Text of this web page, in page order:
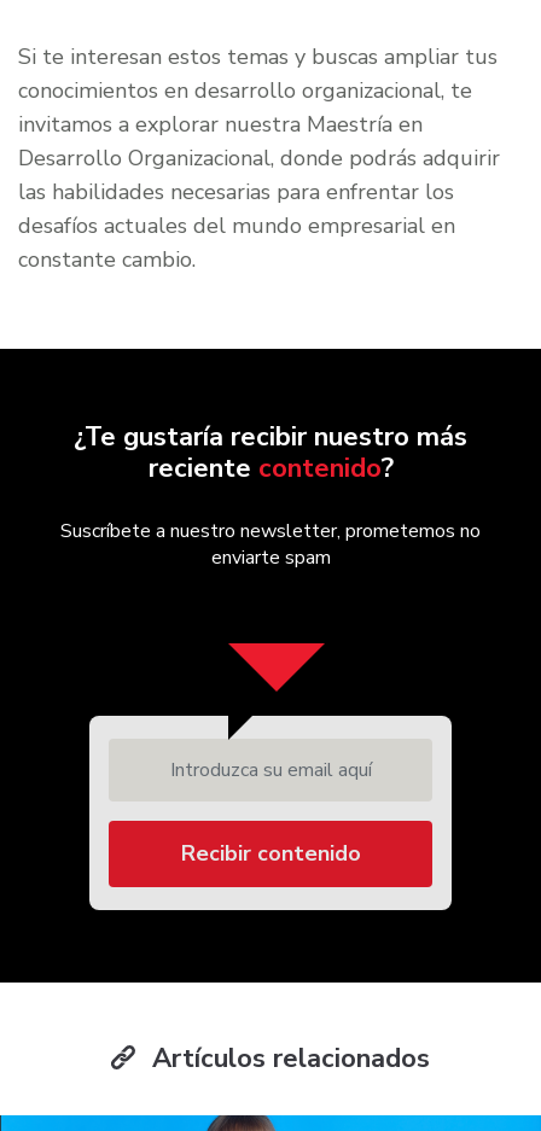
Si te interesan estos temas y buscas ampliar tus
conocimientos en desarrollo organizacional, te
invitamos a explorar nuestra Maestría en
Desarrollo Organizacional, donde podrás adquirir
las habilidades necesarias para enfrentar los
desafíos actuales del mundo empresarial en
constante cambio.
¿Te gustaría recibir nuestro más
reciente contenido?
Suscríbete a nuestro newsletter, prometemos no
enviarte spam
Recibir contenido
Artículos relacionados